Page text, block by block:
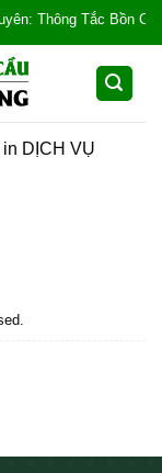
Thông Tắc Bồn
in DỊCH VỤ